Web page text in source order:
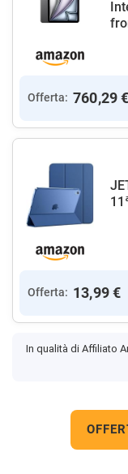
Offerta: 760,29 €
Offerta: 13,99 €
In qualità di Affiliato